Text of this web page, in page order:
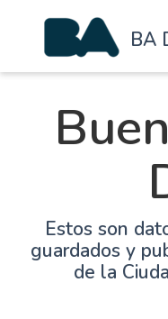
BA
Estos son
guardados y
de la